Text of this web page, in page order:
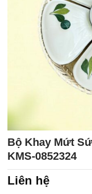
Bộ Khay Mứt
KMS-0852324
Liên hệ